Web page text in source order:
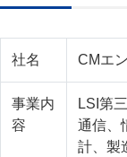
社名 CMエ
事業内
容
LSI第
通信、
計、製